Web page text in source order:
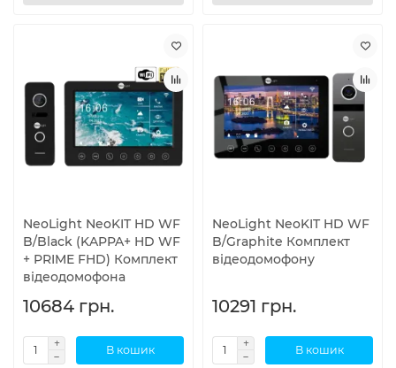
NeoLight NeoKIT HD WF
B/Black (KAPPA+ HD WF
+ PRIME FHD) Комплект
відеодомофона
10684 грн.
В кошик
NeoLight NeoKIT HD WF
B/Graphite Комплект
відеодомофону
10291 грн.
В кошик